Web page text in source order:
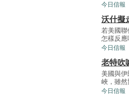
今日信報
沃什擬
若美國
怎樣反
今日信報
老特吹
美國與
峽，雖
今日信報